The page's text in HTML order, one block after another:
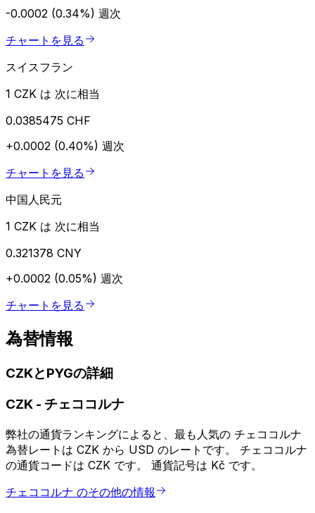
-0.0002 (0.34%) 週次
チャートを見る
スイスフラン
1 CZK は 次に相当
0.0385475 CHF
+0.0002 (0.40%) 週次
チャートを見る
中国人民元
1 CZK は 次に相当
0.321378 CNY
+0.0002 (0.05%) 週次
チャートを見る
為替情報
CZKとPYGの詳細
CZK - チェココルナ
弊社の通貨ランキングによると、最も人気の チェココルナ
為替レートは CZK から USD のレートです。 チェココルナ
の通貨コードは CZK です。 通貨記号は Kč です。
チェココルナ のその他の情報